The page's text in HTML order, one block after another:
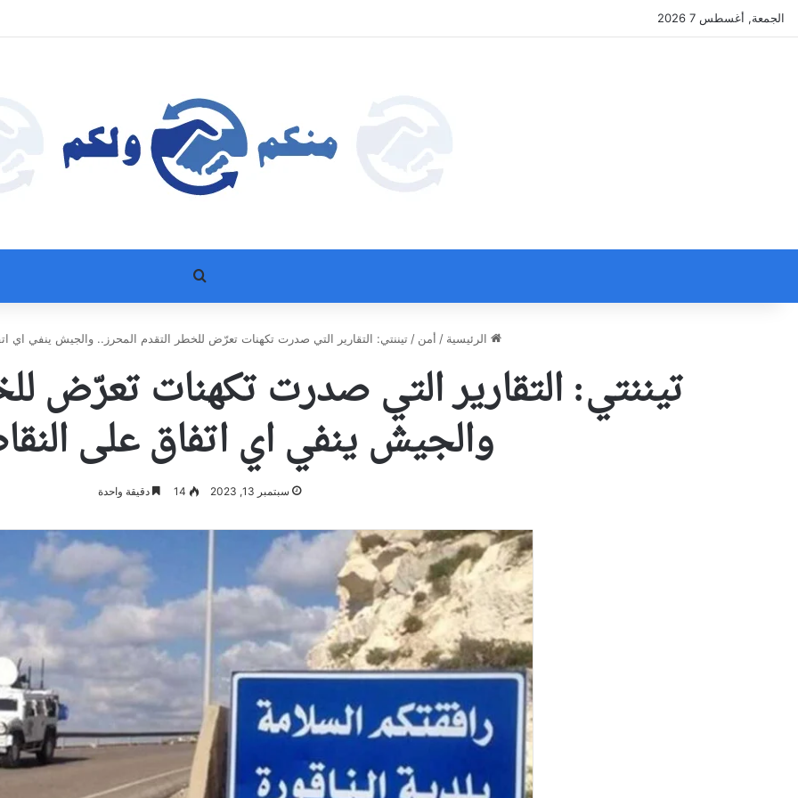
الجمعة, أغسطس 7 2026
بحث عن
الرئيسية / أمن / تيننتي: التقارير التي صدرت تكهنات تعرّض للخطر التقدم المحرز.. والجيش ينفي اي
تيننتي: التقارير التي صدرت تكهنات تعرّض
والجيش ينفي اي اتفاق على النقاط
سبتمبر 13, 2023 14 دقيقة واحدة